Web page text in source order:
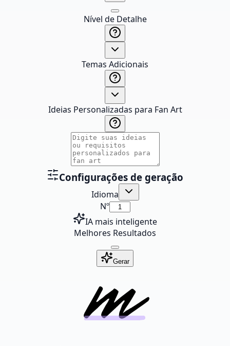
Nível de Detalhe
Temas Adicionais
Ideias Personalizadas para Fan Art
Configurações de geração
Idioma
Nº
IA mais inteligente
Melhores Resultados
Gerar